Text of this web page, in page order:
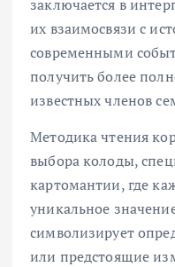
заключается в
их взаимосвязи с
современными
получить более
известных членов
Методика чтения
выбора колоды,
картомантии, где
уникальное
символизирует
или предстоящие